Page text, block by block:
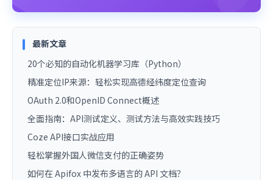
最新文章
20个必知的自动化机器学习库（Python）
精准定位IP来源：轻松实现高德经纬度定位查询
OAuth 2.0和OpenID Connect概述
全面指南：API测试定义、测试方法与高效实践技巧
Coze API接口实战应用
轻松掌握外国人微信支付的正确姿势
如何在 Apifox 中发布多语言的 API 文档？